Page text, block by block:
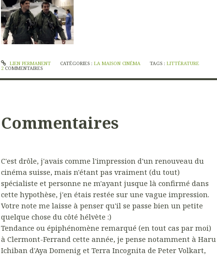
LIEN PERMANENT CATÉGORIES : LA MAISON CINÉMA TAGS :LITTÉRATURE
2 COMMENTAIRES
Commentaires
C'est drôle, j'avais comme l'impression d'un renouveau du
cinéma suisse, mais n'étant pas vraiment (du tout)
spécialiste et personne ne m'ayant jusque là confirmé dans
cette hypothèse, j'en étais restée sur une vague impression.
Votre note me laisse à penser qu'il se passe bien un petite
quelque chose du côté hélvète :)
Tendance ou épiphénomène remarqué (en tout cas par moi)
à Clermont-Ferrand cette année, je pense notamment à Haru
Ichiban d'Aya Domenig et Terra Incognita de Peter Volkart,